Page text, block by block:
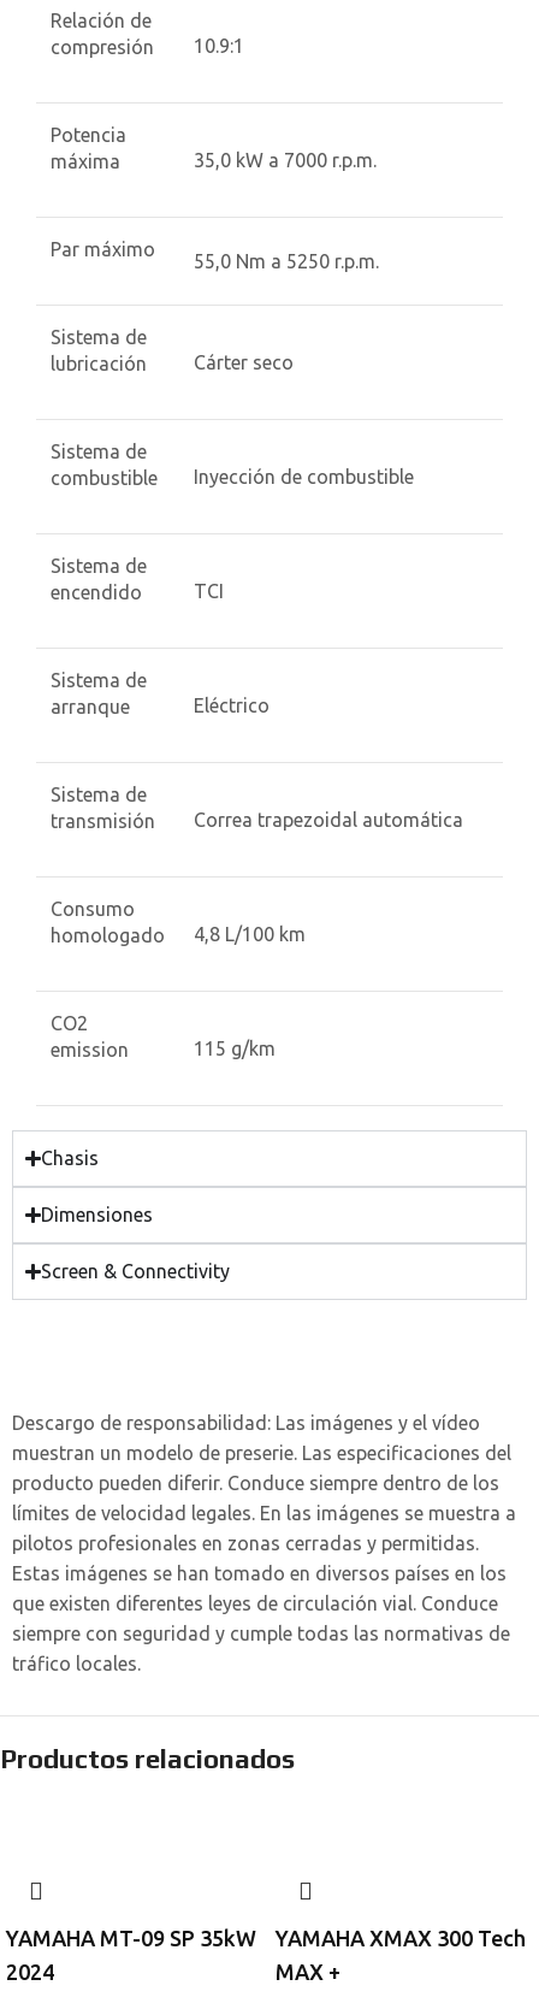
Relación de
compresión
10.9:1
Potencia
máxima
35,0 kW a 7000 r.p.m.
Par máximo
55,0 Nm a 5250 r.p.m.
Sistema de
lubricación
Cárter seco
Sistema de
combustible
Inyección de combustible
Sistema de
encendido
TCI
Sistema de
arranque
Eléctrico
Sistema de
transmisión
Correa trapezoidal automática
Consumo
homologado
4,8 L/100 km
CO2
emission
115 g/km
Chasis
Dimensiones
Screen & Connectivity
Descargo de responsabilidad: Las imágenes y el vídeo
muestran un modelo de preserie. Las especificaciones del
producto pueden diferir. Conduce siempre dentro de los
límites de velocidad legales. En las imágenes se muestra a
pilotos profesionales en zonas cerradas y permitidas.
Estas imágenes se han tomado en diversos países en los
que existen diferentes leyes de circulación vial. Conduce
siempre con seguridad y cumple todas las normativas de
tráfico locales.
Productos relacionados
YAMAHA MT-09 SP 35kW
2024
YAMAHA XMAX 300 Tech
MAX +